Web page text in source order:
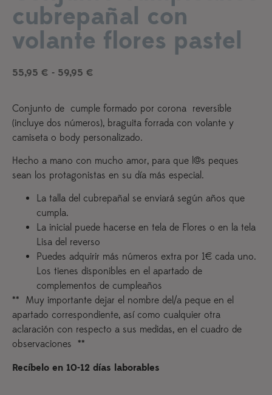
cubrepañal con
volante flores pastel
55,95 € - 59,95 €
Conjunto de cumple formado por corona reversible
(incluye dos números), braguita forrada con volante y
camiseta o body personalizado.
Hecho a mano con mucho amor, para que l@s peques
sean los protagonistas en su día más especial.
La talla del cubrepañal se enviará según años que
cumpla.
La inicial puede hacerse en tela de Flores o en la tela
Lisa del reverso
Puedes adquirir más números extra por 1€ cada uno.
Los tienes disponibles en el apartado de
complementos de cumpleaños
** Muy importante dejar el nombre del/a peque en el
apartado correspondiente, así como cualquier otra
aclaración con respecto a sus medidas, en el cuadro de
observaciones **
Recíbelo en 10-12 días laborables